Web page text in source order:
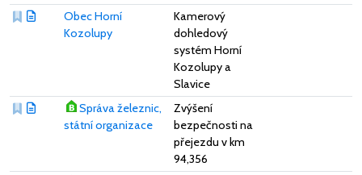
Obec Horní
Kozolupy
Kamerový
dohledový
systém Horní
Kozolupy a
Slavice
Správa železnic,
státní organizace
Zvýšení
bezpečnosti na
přejezdu v km
94,356